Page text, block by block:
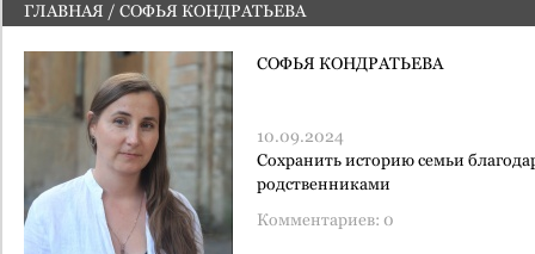
ВЫ ЗДЕСЬ
ГЛАВНАЯ / СОФЬЯ КОНДРАТЬЕВА
СОФЬЯ КОНДРАТЬЕВА
10.09.2024
Сохранить историю семьи
родственниками
Комментариев: 0